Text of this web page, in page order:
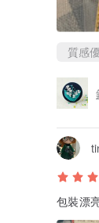
質感
包裝漂